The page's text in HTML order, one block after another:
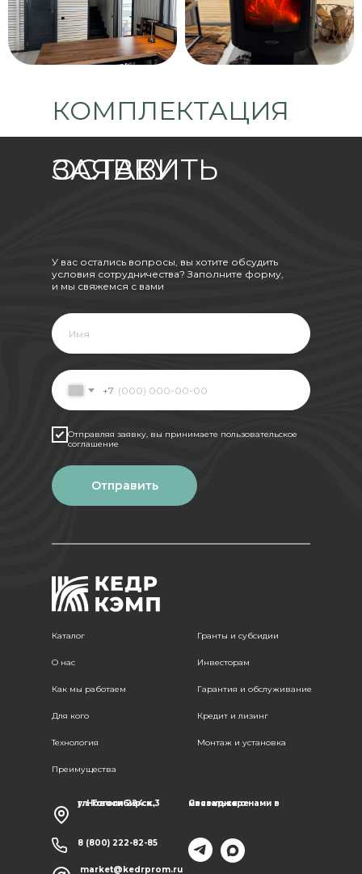
КОМПЛЕКТАЦИЯ
У вас остались вопросы, вы хотите обсудить
условия сотрудничества? Заполните форму,
и мы свяжемся с вами
Каталог Гранты и субсидии
О нас Инвесторам
Как мы работаем Гарантия и обслуживание
Для кого Кредит и лизинг
Технология
Преимущества
Связаться с нами в месенджере
8 (800) 222-82-85
г. Новосибирск,
ул. Гоголя 224 к.3
market@kedrprom.ru
ОСТАВИТЬ ЗАЯВКУ
+7
Отправляя заявку, вы принимаете пользовательское
соглашение
Отправить
Монтаж и установка